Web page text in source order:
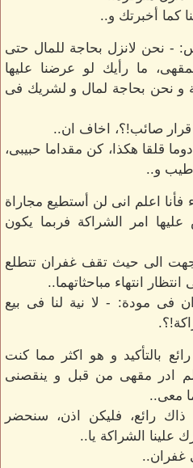
كما أخبرتك و..
- نحن لانزل بحاجة للمال حتى
ما رأيك لو عرضنا عليها
و نحن بحاجة لمال و لشريك فى
صائب!؟، اخاف ان..
قلقا هكذا، كن مقداما حبيبى،
طيب و..
اعلم انى لن أستطيع مجاراة
امر الشراكة فربما يكون
الى حيث تقف غفران تتطلع
انتهاء مباحثاتهما..
فى مودة: - لا نية لنا فى بيع
بالتأكيد و هو اكثر مما كنت
لم ادر مقهى من قبل و ينقصنى
معى..
رائع، فليكن اذن، سنحضر
علينا الشراكة يا..
غفران..